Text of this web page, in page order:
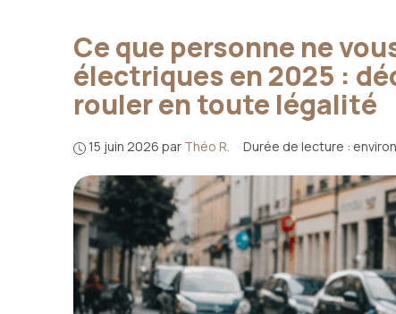
Ce que personne ne
électriques en 2025 :
rouler en toute légalité
15 juin 2026 par Théo R. · Durée de lecture :